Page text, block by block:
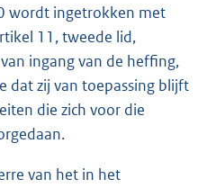
wordt ingetrokken met
11, tweede lid,
ingang van de heffing,
dat zij van toepassing blijft
die zich voor die
van het in het